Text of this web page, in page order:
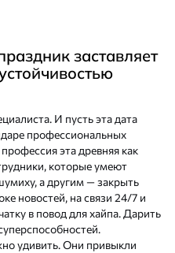
заставляет
И пусть эта дата
профессиональных
эта древняя как
которые умеют
а другим — закрыть
новостей, на связи 24/7 и
в повод для хайпа. Дарить
удивить. Они привыкли